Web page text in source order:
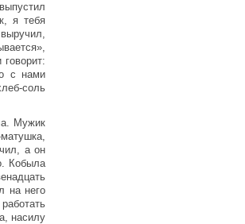
я тебя
с нами
соль
Мужик
а он
Кобыла
на него
насилу